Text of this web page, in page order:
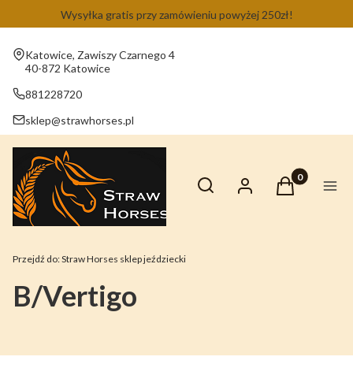
Wysyłka gratis przy zamówieniu powyżej 250zł!
Adres:
Katowice, Zawiszy Czarnego 4
40-872 Katowice
881228720
sklep@strawhorses.pl
Otwórz wyszukiwarkę
Szukaj Zaloguj sięProdukty w
Koszyk
Przejdź do:Straw Horses sklep jeździecki
B/Vertigo